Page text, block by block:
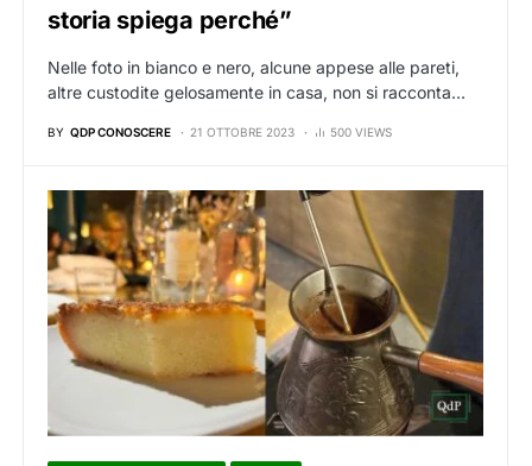
storia spiega perché”
Nelle foto in bianco e nero, alcune appese alle pareti,
altre custodite gelosamente in casa, non si racconta…
BY QDP CONOSCERE 21 OTTOBRE 2023 500 VIEWS